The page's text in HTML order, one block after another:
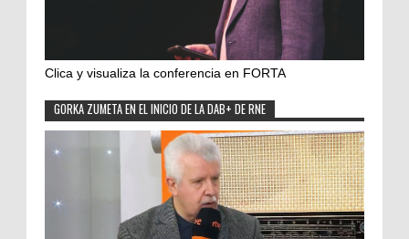
Clica y visualiza la conferencia en FORTA
GORKA ZUMETA EN EL INICIO DE LA DAB+ DE RNE